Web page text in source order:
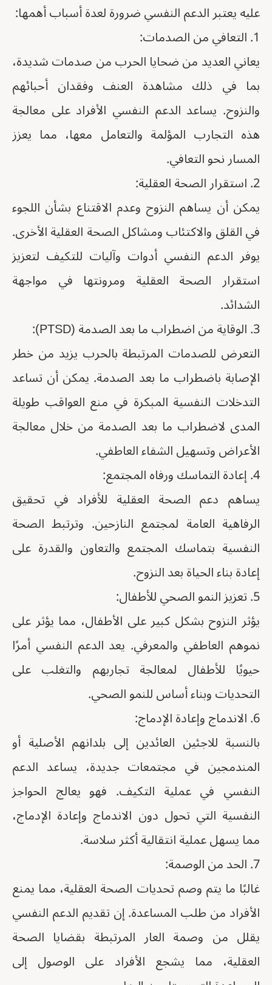
عليه يعتبر الدعم النفسي ضرورة لعدة أسباب أهمها:
1. التعافي من الصدمات:
يعاني العديد من ضحايا الحرب من صدمات شديدة،
بما في ذلك مشاهدة العنف وفقدان أحبائهم
والنزوح. يساعد الدعم النفسي الأفراد على معالجة
هذه التجارب المؤلمة والتعامل معها، مما يعزز
المسار نحو التعافي.
2. استقرار الصحة العقلية:
يمكن أن يساهم النزوح وعدم الاقتناع بشأن اللجوء
في القلق والاكتئاب ومشاكل الصحة العقلية الأخرى.
يوفر الدعم النفسي أدوات وآليات للتكيف لتعزيز
استقرار الصحة العقلية ومرونتها في مواجهة
الشدائد.
3. الوقاية من اضطراب ما بعد الصدمة (PTSD):
التعرض للصدمات المرتبطة بالحرب يزيد من خطر
الإصابة باضطراب ما بعد الصدمة. يمكن أن تساعد
التدخلات النفسية المبكرة في منع العواقب طويلة
المدى لاضطراب ما بعد الصدمة من خلال معالجة
الأعراض وتسهيل الشفاء العاطفي.
4. إعادة التماسك ورفاه المجتمع:
يساهم دعم الصحة العقلية للأفراد في تحقيق
الرفاهية العامة لمجتمع النازحين. وترتبط الصحة
النفسية بتماسك المجتمع والتعاون والقدرة على
إعادة بناء الحياة بعد النزوح.
5. تعزيز النمو الصحي للأطفال:
يؤثر النزوح بشكل كبير على الأطفال، مما يؤثر على
نموهم العاطفي والمعرفي. يعد الدعم النفسي أمرًا
حيويًا للأطفال لمعالجة تجاربهم والتغلب على
التحديات وبناء أساس للنمو الصحي.
6. الاندماج وإعادة الإدماج:
بالنسبة للاجئين العائدين إلى بلدانهم الأصلية أو
المندمجين في مجتمعات جديدة، يساعد الدعم
النفسي في عملية التكيف. فهو يعالج الحواجز
النفسية التي تحول دون الاندماج وإعادة الإدماج،
مما يسهل عملية انتقالية أكثر سلاسة.
7. الحد من الوصمة:
غالبًا ما يتم وصم تحديات الصحة العقلية، مما يمنع
الأفراد من طلب المساعدة. إن تقديم الدعم النفسي
يقلل من وصمة العار المرتبطة بقضايا الصحة
العقلية، مما يشجع الأفراد على الوصول إلى